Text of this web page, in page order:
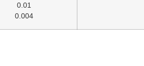
0.01
0.004